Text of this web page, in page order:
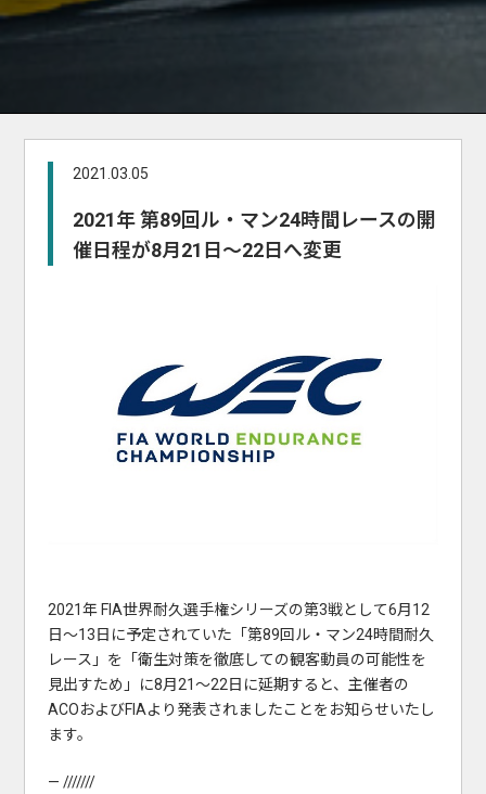
2021.03.05
2021年 第89回ル・マン24時間レースの開
催日程が8月21日～22日へ変更
2021年 FIA世界耐久選手権シリーズの第3戦として6月12
日～13日に予定されていた「第89回ル・マン24時間耐久
レース」を「衛生対策を徹底しての観客動員の可能性を
見出すため」に8月21～22日に延期すると、主催者の
ACOおよびFIAより発表されましたことをお知らせいたし
ます。
— ///////